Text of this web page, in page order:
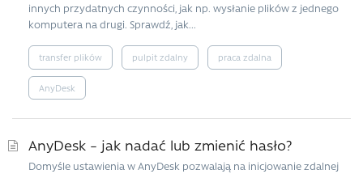
innych przydatnych czynności, jak np. wysłanie plików z jednego
komputera na drugi. Sprawdź, jak...
transfer plików pulpit zdalny praca zdalna
AnyDesk
AnyDesk – jak nadać lub zmienić hasło?
Domyśle ustawienia w AnyDesk pozwalają na inicjowanie zdalnej